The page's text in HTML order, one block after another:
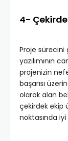
4-
Proje sürecini
yazılımının
projenizin
başarısı
olarak alan
çekirdek ekip
noktasında